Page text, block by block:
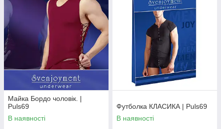
Майка Бордо чоловік. |
Puls69
В наявності
Футболка КЛАСИКА | Puls69
В наявності